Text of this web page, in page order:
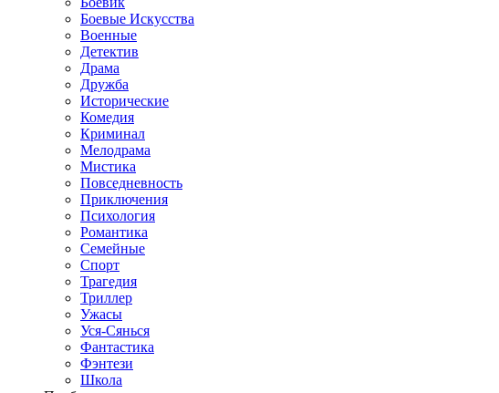
Боевые Искусства
Военные
Детектив
Драма
Дружба
Исторические
Комедия
Криминал
Мелодрама
Мистика
Повседневность
Приключения
Психология
Романтика
Семейные
Спорт
Трагедия
Триллер
Ужасы
Уся-Сянься
Фантастика
Фэнтези
Школа